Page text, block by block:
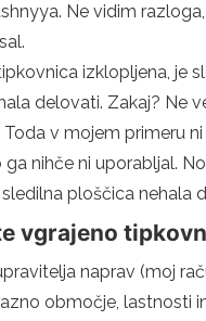
Ne vidim
izklopljena, je
delovati. Zakaj? Ne
Toda v mojem primeru
ga nihče ni uporabljal.
ploščica nehala
vgrajeno
naprav (moj
območje, lastnosti